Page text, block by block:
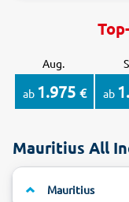
Aug.
ab 1.975 € ab
Mauritius All
Mauritius